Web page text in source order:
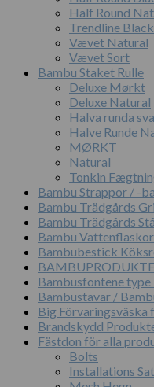
Half Round
Trendline Black
Vævet Natural
Vævet Sort
Bambu Staket Rulle
Deluxe Mørkt
Deluxe Natural
Halva runda
Halve Runde
MØRKT
Natural
Tonkin
Bambu Strappor / -
Bambu Trädgårds
Bambu Trädgårds
Bambu Vattenflaskor
Bambubestick
Bambusfontene type
Bambustavar /
Big Förvaringsväska
Brandskydd
Fästdon för alla
Bolts
Installations